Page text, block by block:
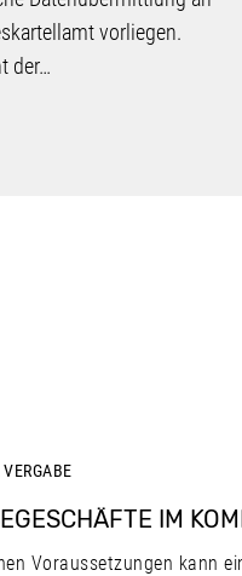
vorliegen.
der…
VERGABE
IM
Voraussetzungen kann